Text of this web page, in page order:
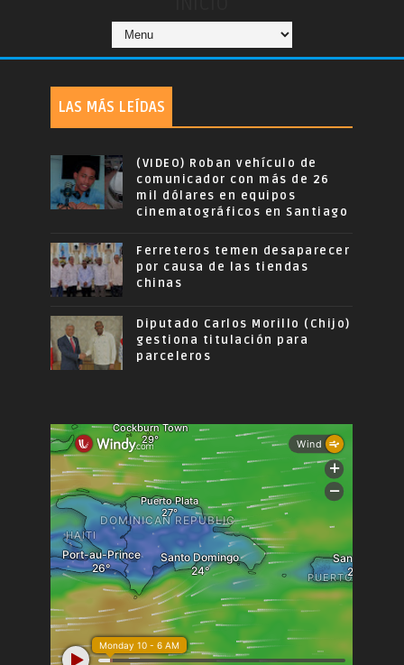
LAS MÁS LEÍDAS
(VIDEO) Roban vehículo de
comunicador con más de 26
mil dólares en equipos
cinematográficos en Santiago
Ferreteros temen desaparecer
por causa de las tiendas
chinas
Diputado Carlos Morillo (Chijo)
gestiona titulación para
parceleros